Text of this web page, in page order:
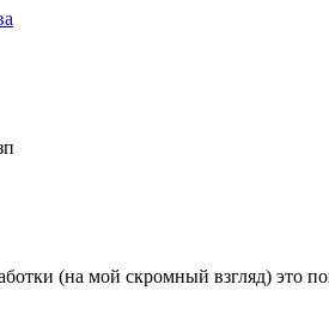
(на мой скромный взгляд) это